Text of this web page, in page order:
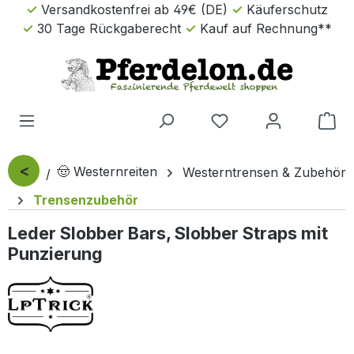
Zum Hauptinhalt springen
Versandkostenfrei ab 49€ (DE)
Käuferschutz
30 Tage Rückgaberecht
Kauf auf Rechnung**
< 🤠 Westernreiten
Westerntrensen & Zubehör
Trensenzubehör
Leder Slobber Bars, Slobber Straps mit
Punzierung